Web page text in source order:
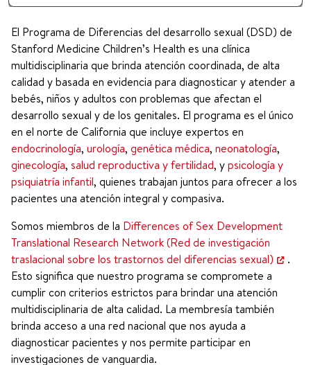
El Programa de Diferencias del desarrollo sexual (DSD) de
Stanford Medicine Children’s Health es una clínica
multidisciplinaria que brinda atención coordinada, de alta
calidad y basada en evidencia para diagnosticar y atender a
bebés, niños y adultos con problemas que afectan el
desarrollo sexual y de los genitales. El programa es el único
en el norte de California que incluye expertos en
endocrinología, urología, genética médica, neonatología,
ginecología, salud reproductiva y fertilidad, ypsicología y
psiquiatría infantil, quienes trabajan juntos para ofrecer a los
pacientes una atención integral y compasiva.
Somos miembros de la Differences of Sex Development
Translational Research Network (Red de investigación
traslacional sobre los trastornos del diferencias sexual)
.
Esto significa que nuestro programa se compromete a
cumplir con criterios estrictos para brindar una atención
multidisciplinaria de alta calidad. La membresía también
brinda acceso a una red nacional que nos ayuda a
diagnosticar pacientes y nos permite participar en
investigaciones de vanguardia.